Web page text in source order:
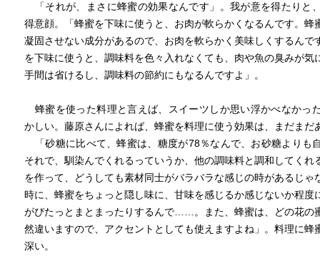
「それが、まさに蜂蜜の効果なんです」。我が意を得たりと
得意顔。「蜂蜜を下味に使うと、お肉が軟らかくなるんです。蜂
凝固させない成分があるので、お肉を軟らかく美味しくするんで
を下味に使うと、調味料を色々入れなくても、肉や魚の臭みが気
手間は省けるし、調味料の節約にもなるんですよ」。
蜂蜜を使った料理と言えば、スイーツしか思い浮かべなかっ
かしい。藤原さんによれば、蜂蜜を料理に使う効果は、まだまだ
「砂糖に比べて、蜂蜜は、糖度が78％なんで、お砂糖よりも
それで、馴染んでくれるっていうか、他の調味料と調和してくれ
を作って、どうしても素材同士がバラバラな感じの時があるじゃ
時に、蜂蜜をちょっと隠し味に、甘味を感じるか感じないか程度
がぴたっとまとまったりするんで……。また、蜂蜜は、どの花の
然違いますので、アクセントとしても使えますよね」。料理に蜂
深い。